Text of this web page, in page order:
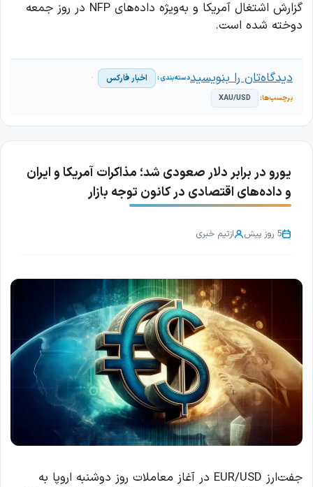
گزارش اشتغال آمریکا و به‌ویژه داده‌های NFP در روز جمعه
دوخته شده است.
اخبار فارکس
XAU/USD
دیدگاه‌تان را بنویسید
یورو در برابر دلار صعودی شد؛ مذاکرات آمریکا و ایران
و داده‌های اقتصادی در کانون توجه بازار
5 روز پیش ازتیم خبری
جفت‌ارز EUR/USD در آغاز معاملات روز دوشنبه اروپا به